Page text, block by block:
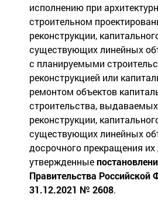
исполнению при
строительном
реконструкции,
существующих линейных
с планируемыми
реконструкцией или
ремонтом объектов
строительства,
реконструкции,
существующих линейных
досрочного прекращения их
утвержденные
Правительства Российской
31.12.2021 № 2608.